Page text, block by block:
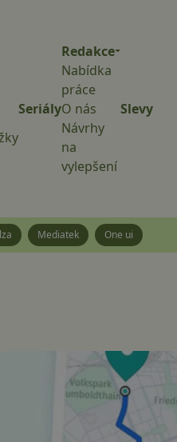
Seriály
Redakce
Nabídka
práce
O nás
Návrhy
na
vylepšení
Slevy
Mediatek One ui